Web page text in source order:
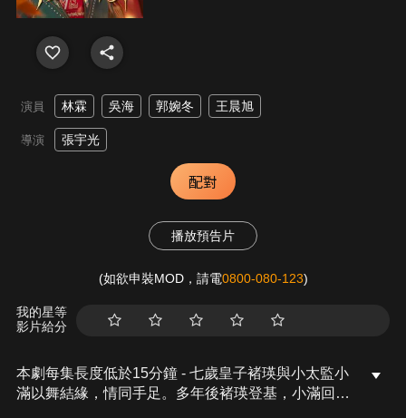
演員 林霖 吳海 郭婉冬 王晨旭
導演 張宇光
配對
播放預告片
(如欲申裝MOD，請電0800-080-123)
我的星等
影片給分
本劇每集長度低於15分鐘 - 七歲皇子褚瑛與小太監小
滿以舞結緣，情同手足。多年後褚瑛登基，小滿回宮